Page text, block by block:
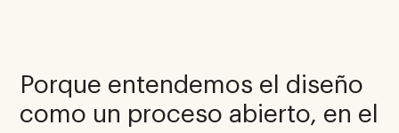
Porque entendemos el diseño
como un proceso abierto, en el